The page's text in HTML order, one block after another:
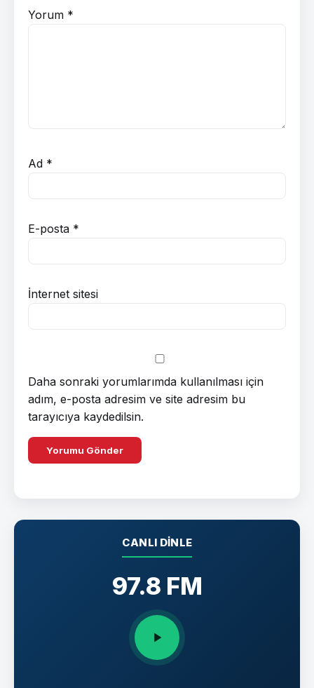
Yorum *
Ad *
E-posta *
İnternet sitesi
Daha sonraki yorumlarımda kullanılması için
adım, e-posta adresim ve site adresim bu
tarayıcıya kaydedilsin.
CANLI DINLE
97.8 FM